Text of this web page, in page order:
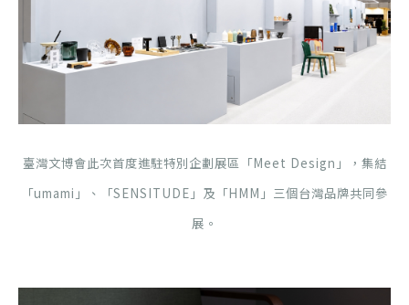
臺灣文博會此次首度進駐特別企劃展區「Meet Design」，集結
「umami」、「SENSITUDE」及「HMM」三個台灣品牌共同參
展。